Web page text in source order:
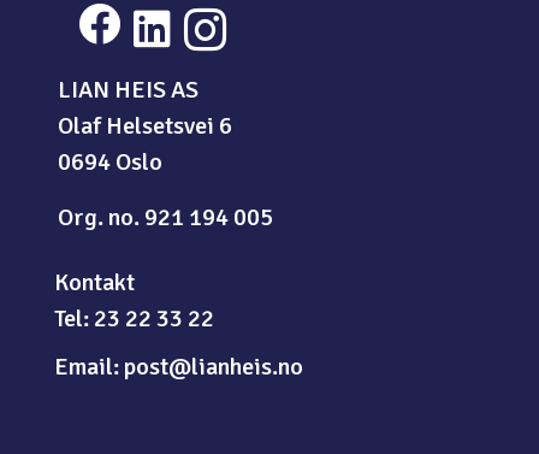
LIAN HEIS AS
Olaf Helsetsvei 6
0694 Oslo
Org. no. 921 194 005
Kontakt
Tel: 23 22 33 22
Email: post@lianheis.no
  